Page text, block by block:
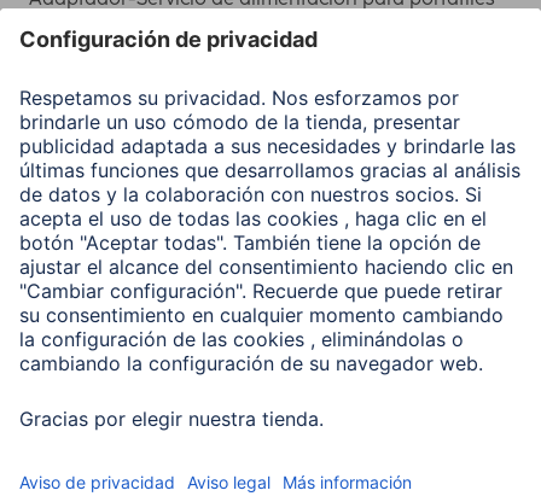
Clientes online
Conviértete en distribuidor
Compañía
Historia de la empresa
Hama en todo el Mundo
Sostenibilidad
Business-Portal